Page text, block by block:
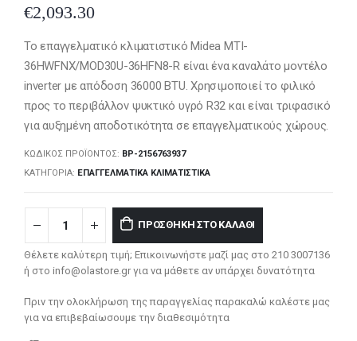
€2,093.30
Το επαγγελματικό κλιματιστικό Midea MTI-
36HWFNX/MOD30U-36HFN8-R είναι ένα καναλάτο μοντέλο
inverter με απόδοση 36000 BTU. Χρησιμοποιεί το φιλικό
προς το περιβάλλον ψυκτικό υγρό R32 και είναι τριφασικό
για αυξημένη αποδοτικότητα σε επαγγελματικούς χώρους.
ΚΩΔΙΚΌΣ ΠΡΟΪΌΝΤΟΣ: BP-2156763937
ΚΑΤΗΓΟΡΊΑ: ΕΠΑΓΓΕΛΜΑΤΙΚΆ ΚΛΙΜΑΤΙΣΤΙΚΆ
ΠΡΟΣΘΉΚΗ ΣΤΟ ΚΑΛΆΘΙ
Θέλετε καλύτερη τιμή; Επικοινωνήστε μαζί μας στο 210 3007136
ή στο info@olastore.gr για να μάθετε αν υπάρχει δυνατότητα
Πριν την ολοκλήρωση της παραγγελίας παρακαλώ καλέστε μας
για να επιβεβαίωσουμε την διαθεσιμότητα